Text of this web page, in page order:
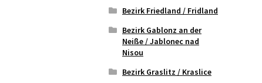
Bezirk Friedland / Fridland
Bezirk Gablonz an der
Neiße / Jablonec nad
Nisou
Bezirk Graslitz / Kraslice